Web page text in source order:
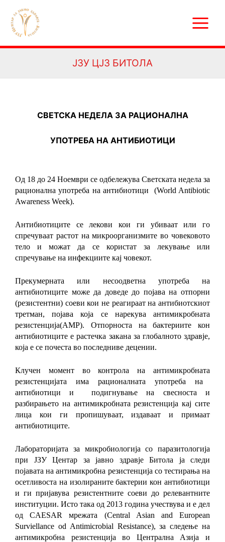
content
Menu
ЈЗУ ЦЈЗ БИТОЛА
СВЕТСКА НЕДЕЛА ЗА РАЦИОНАЛНА
УПОТРЕБА НА АНТИБИОТИЦИ
Од 18 до 24 Ноември се одбележува Светската недела за
рационална употреба на антибиотици (World Antibiotic
Awareness Week).
Антибиотиците се лекови кои ги убиваат или го
спречуваат растот на микроорганизмите во човековото
тело и можат да се користат за лекување или
спречување на инфекциите кај човекот.
Прекумерната или несоодветна употреба на
антибиотиците може да доведе до појава на отпорни
(резистентни) соеви кои не реагираат на антибиотскиот
третман, појава која се нарекува
антимикробната
резистенција(АМР). Отпорноста на бактериите кон
антибиотиците е растечка закана за глобалното здравје,
која е се почеста во последниве децении.
Клучен момент во контрола на
антимикробната
резистенцијата има
рационалната употреба на
антибиотици и подигнување на свесноста и
разбирањето на антимикробната резистенција кај сите
лица кои ги пропишуваат, издаваат и примаат
антибиотиците.
Лабораторијата за микробиологија со паразитологија
при ЈЗУ Центар за јавно здравје Битола ја следи
појавата наантимикробна резистенција со тестирања на
осетливоста на изолираните бактерии кон антибиотици
и ги пријавува резистентните соеви до релевантните
институции. Исто така од 2013 година учествува и е дел
одCAESARмрежата (Central Asian and European
Surviellance od Antimicrobial Resistance),за следење на
антимикробна резистенција во Централна Азија и